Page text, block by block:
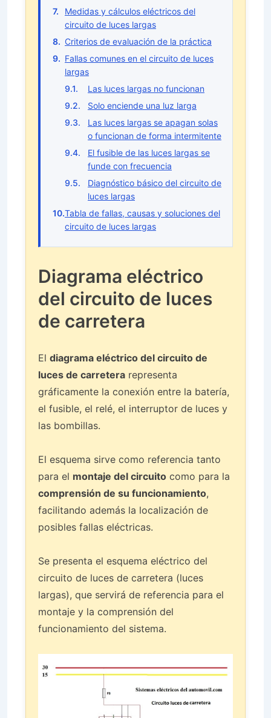
Medidas y cálculos eléctricos del
circuito de luces largas
Criterios de evaluación de la práctica
Fallas comunes en el circuito de luces
largas
Las luces largas no funcionan
Solo enciende una luz larga
Las luces largas se apagan solas
o funcionan de forma intermitente
El fusible de las luces largas se
funde con frecuencia
Diagnóstico básico del circuito de
luces largas
Tabla de fallas, causas y soluciones del
circuito de luces largas
Diagrama eléctrico
del circuito de luces
de carretera
El diagrama eléctrico del circuito de
luces de carretera representa
gráficamente la conexión entre la batería,
el fusible, el relé, el interruptor de luces y
las bombillas.
El esquema sirve como referencia tanto
para el montaje del circuito como para la
comprensión de su funcionamiento,
facilitando además la localización de
posibles fallas eléctricas.
Se presenta el esquema eléctrico del
circuito de luces de carretera (luces
largas), que servirá de referencia para el
montaje y la comprensión del
funcionamiento del sistema.